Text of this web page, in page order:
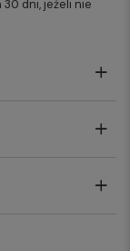
30 dni, jeżeli nie